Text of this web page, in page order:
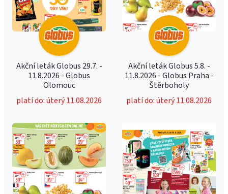
Akční leták Globus 29.7. -
11.8.2026 - Globus
Olomouc
platí do: úterý 11.08.2026
Akční leták Globus 5.8. -
11.8.2026 - Globus Praha -
Štěrboholy
platí do: úterý 11.08.2026